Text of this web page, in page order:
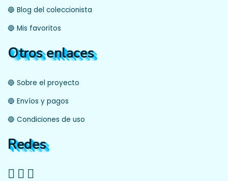
🔵 Blog del coleccionista
🔵 Mis favoritos
Otros enlaces
🔵 Sobre el proyecto
🔵 Envíos y pagos
🔵 Condiciones de uso
Redes